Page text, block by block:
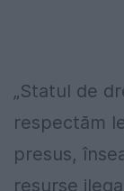
„Statul de
respectăm
presus,
resurse